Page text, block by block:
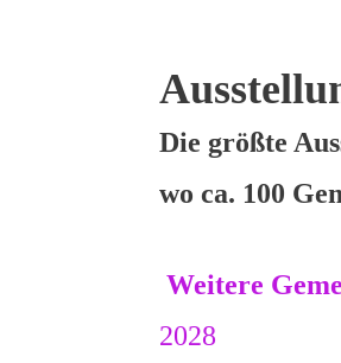
Die größte
wo ca. 100
Weitere
2028